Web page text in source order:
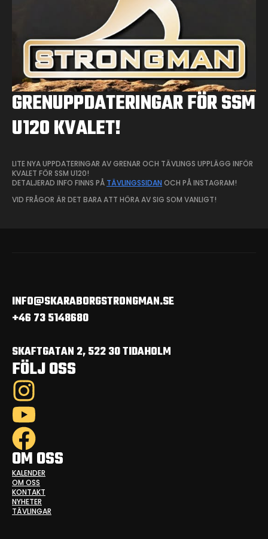
GRENUPPDATERINGAR FÖR SSM
U120 KVALET!
LITE NYA UPPDATERINGAR AV GRENAR OCH TÄVLINGS UPPLÄGG INFÖR
KVALET FÖR SSM U120!
DETALJERAD INFO FINNS PÅ TÄVLINGSSIDAN OCH PÅ INSTAGRAM!
VID FRÅGOR ÄR DET BARA ATT HÖRA AV SIG SOM VANLIGT!
INFO@SKARABORGSTRONGMAN.SE
+46 73 5148680
SKAFTGATAN 2, 522 30 TIDAHOLM
FÖLJ OSS
OM OSS
KALENDER
OM OSS
KONTAKT
NYHETER
TÄVLINGAR